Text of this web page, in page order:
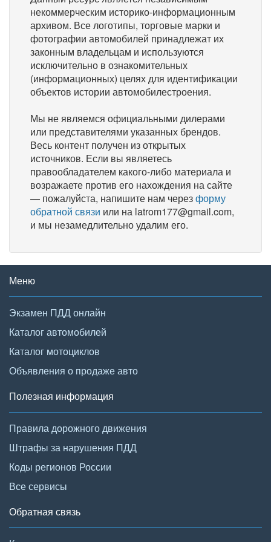
некоммерческим историко-информационным
архивом. Все логотипы, торговые марки и
фотографии автомобилей принадлежат их
законным владельцам и используются
исключительно в ознакомительных
(информационных) целях для идентификации
объектов истории автомобилестроения.
Мы не являемся официальными дилерами
или представителями указанных брендов.
Весь контент получен из открытых
источников. Если вы являетесь
правообладателем какого-либо материала и
возражаете против его нахождения на сайте
— пожалуйста, напишите нам черезформу
обратной связи или на latrom177@gmail.com,
и мы незамедлительно удалим его.
Меню
Экзамен ПДД онлайн
Каталог автомобилей
Каталог мотоциклов
Объявления о продаже авто
Полезная информация
Правила дорожного движения
Штрафы за нарушения ПДД
Коды регионов России
Все сервисы
Обратная связь